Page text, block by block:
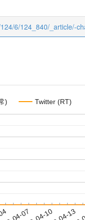
6/124_840/_article/-
) Twitter (RT)